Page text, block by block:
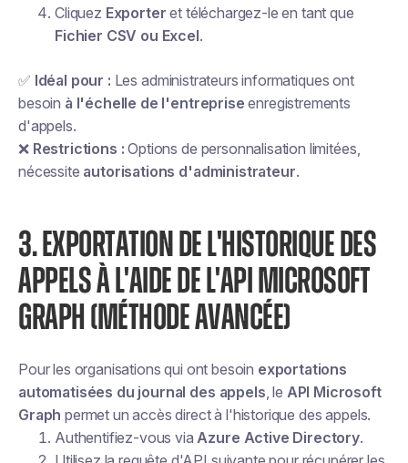
Cliquez Exporter et téléchargez-le en tant que
Fichier CSV ou Excel.
✅ Idéal pour : Les administrateurs informatiques ont
besoin à l'échelle de l'entreprise enregistrements
d'appels.
❌ Restrictions : Options de personnalisation limitées,
nécessite autorisations d'administrateur.
3. EXPORTATION DE L'HISTORIQUE DES
APPELS À L'AIDE DE L'API MICROSOFT
GRAPH (MÉTHODE AVANCÉE)
Pour les organisations qui ont besoin exportations
automatisées du journal des appels, le API Microsoft
Graph permet un accès direct à l'historique des appels.
Authentifiez-vous viaAzure Active Directory.